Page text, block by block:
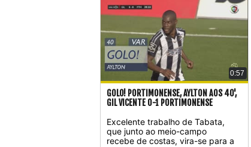
0:57
GOLO! PORTIMONENSE, AYLTON AOS 40',
GIL VICENTE 0-1 PORTIMONENSE
Excelente trabalho de Tabata,
que junto ao meio-campo
recebe de costas, vira-se para a